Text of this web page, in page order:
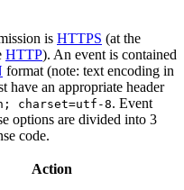
is HTTPS (at the
HTTP). An event is contained
format (note: text encoding in
have an appropriate header
charset=utf-8. Event
options are divided into 3
code.
Action